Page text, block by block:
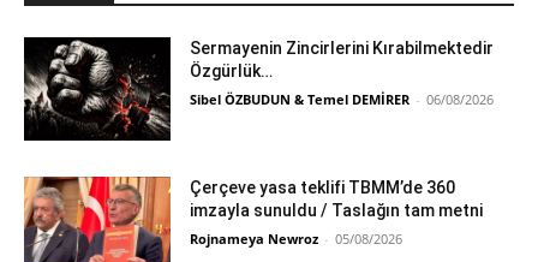
Sermayenin Zincirlerini Kırabilmektedir
Özgürlük…
Sibel ÖZBUDUN & Temel DEMİRER - 06/08/2026
Çerçeve yasa teklifi TBMM’de 360
imzayla sunuldu / Taslağın tam metni
Rojnameya Newroz - 05/08/2026